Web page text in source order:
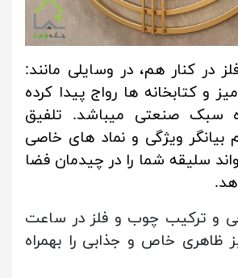
در کنار هم، در وسایلی مانند:
و کتابخانه ها رواج پیدا کرده
سبک صنعتی میباشد. تلفیق
بیانگر ویژگی و نماد های خاصی
سلیقه شما را در چیدمان فضا
و ترکیب چوب و فلز در ساعت
ظاهری خاص و جذابی را بهمراه